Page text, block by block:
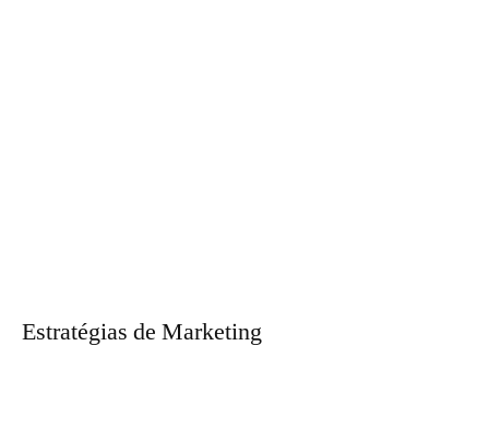
Estratégias de Marketing